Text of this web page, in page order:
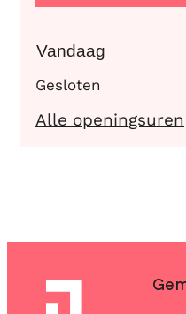
Vandaag
Gesloten
Alle openingsuren